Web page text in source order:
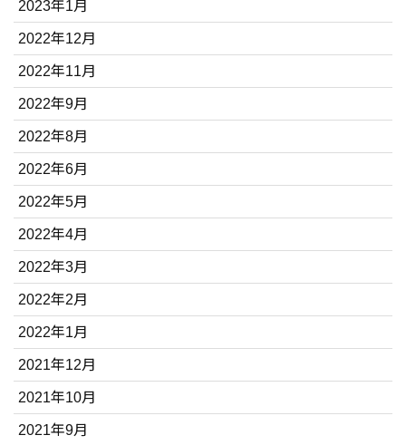
2023年1月
2022年12月
2022年11月
2022年9月
2022年8月
2022年6月
2022年5月
2022年4月
2022年3月
2022年2月
2022年1月
2021年12月
2021年10月
2021年9月